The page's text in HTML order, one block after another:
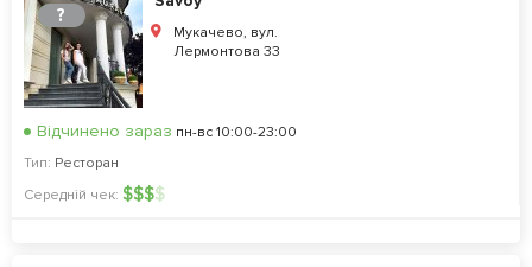
?
Мукачево, вул.
Лермонтова 33
Відчинено зараз пн-вс 10:00-23:00
Тип: Ресторан
Середній чек: $$$$